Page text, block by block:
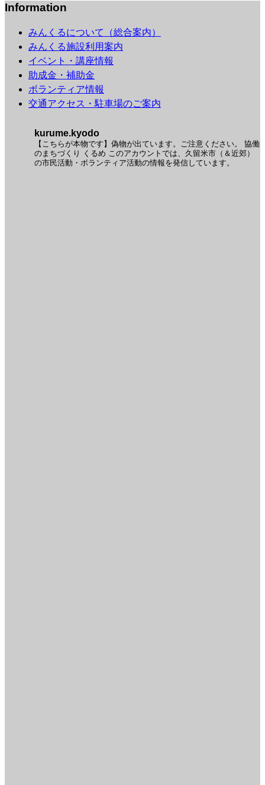
Information
みんくるについて（総合案内）
みんくる施設利用案内
イベント・講座情報
助成金・補助金
ボランティア情報
交通アクセス・駐車場のご案内
kurume.kyodo
【こちらが本物です】偽物が出ています。ご注意ください。
協働
のまちづくり くるめ このアカウントでは、久留米市（＆近郊）
の市民活動・ボランティア活動の情報を発信しています。